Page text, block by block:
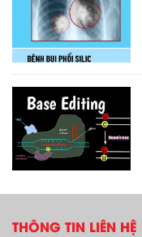
THÔNG TIN LIÊN HỆ